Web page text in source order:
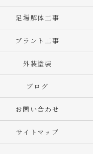
足場解体工事
プラント工事
外装塗装
ブログ
お問い合わせ
サイトマップ